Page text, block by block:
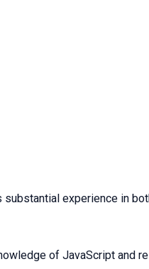
experience in
of JavaScript and